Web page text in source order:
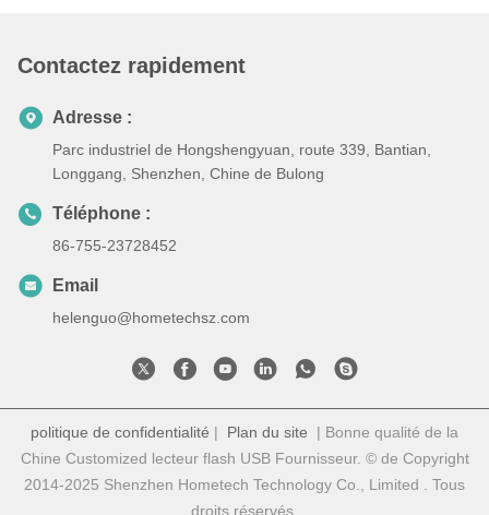
Contactez rapidement
Adresse :
Parc industriel de Hongshengyuan, route 339, Bantian,
Longgang, Shenzhen, Chine de Bulong
Téléphone :
86-755-23728452
Email
helenguo@hometechsz.com
politique de confidentialité | Plan du site | Bonne qualité de la
Chine Customized lecteur flash USB Fournisseur. © de Copyright
2014-2025 Shenzhen Hometech Technology Co., Limited . Tous
droits réservés.